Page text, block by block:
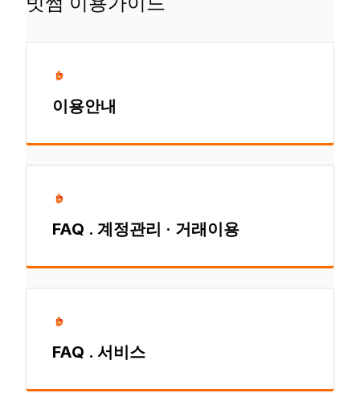
이용안내
FAQ . 계정관리 · 거래이용
FAQ . 서비스